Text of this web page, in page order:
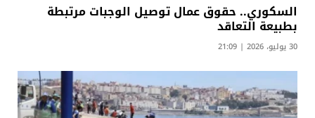
السكوري.. حقوق عمال توصيل الوجبات مرتبطة
بطبيعة التعاقد
30 يوليو، 2026 | 21:09